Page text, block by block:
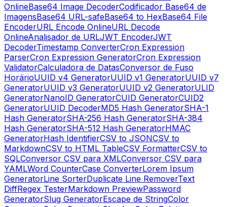
OnlineBase64 Image DecoderCodificador Base64 de
ImagensBase64 URL-safeBase64 to HexBase64 File
EncoderURL Encode OnlineURL Decode
OnlineAnalisador de URLJWT EncoderJWT
DecoderTimestamp ConverterCron Expression
ParserCron Expression GeneratorCron Expression
ValidatorCalculadora de DatasConversor de Fuso
HorárioUUID v4 GeneratorUUID v1 GeneratorUUID v7
GeneratorUUID v3 GeneratorUUID v2 GeneratorULID
GeneratorNanoID GeneratorCUID GeneratorCUID2
GeneratorUUID DecoderMD5 Hash GeneratorSHA-1
Hash GeneratorSHA-256 Hash GeneratorSHA-384
Hash GeneratorSHA-512 Hash GeneratorHMAC
GeneratorHash IdentifierCSV to JSONCSV to
MarkdownCSV to HTML TableCSV FormatterCSV to
SQLConversor CSV para XMLConversor CSV para
YAMLWord CounterCase ConverterLorem Ipsum
GeneratorLine SorterDuplicate Line RemoverText
DiffRegex TesterMarkdown PreviewPassword
GeneratorSlug GeneratorEscape de StringColor